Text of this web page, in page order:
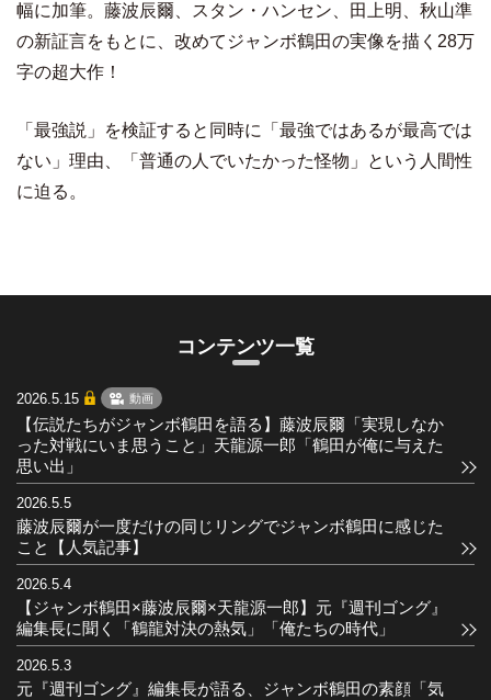
幅に加筆。藤波辰爾、スタン・ハンセン、田上明、秋山準
の新証言をもとに、改めてジャンボ鶴田の実像を描く28万
字の超大作！
「最強説」を検証すると同時に「最強ではあるが最高では
ない」理由、「普通の人でいたかった怪物」という人間性
に迫る。
コンテンツ一覧
2026.5.15 動画
【伝説たちがジャンボ鶴田を語る】藤波辰爾「実現しなか
った対戦にいま思うこと」天龍源一郎「鶴田が俺に与えた
思い出」
2026.5.5
藤波辰爾が一度だけの同じリングでジャンボ鶴田に感じた
こと【人気記事】
2026.5.4
【ジャンボ鶴田×藤波辰爾×天龍源一郎】元『週刊ゴング』
編集長に聞く「鶴龍対決の熱気」「俺たちの時代」
2026.5.3
元『週刊ゴング』編集長が語る、ジャンボ鶴田の素顔「気